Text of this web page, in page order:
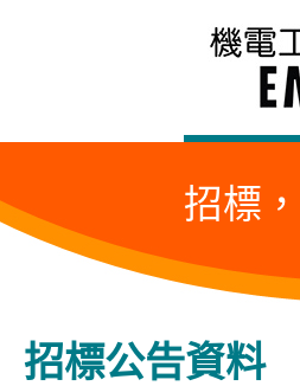
內
的
始
招標
招標公告資料